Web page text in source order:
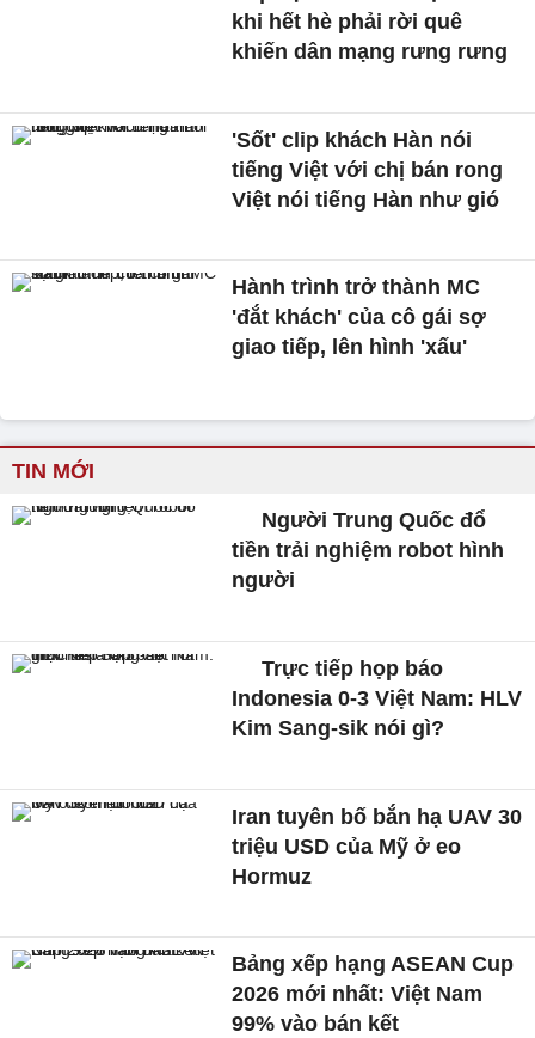
khi hết hè phải rời quê
khiến dân mạng rưng rưng
'Sốt' clip khách Hàn nói
tiếng Việt với chị bán rong
Việt nói tiếng Hàn như gió
Hành trình trở thành MC
'đắt khách' của cô gái sợ
giao tiếp, lên hình 'xấu'
TIN MỚI
Người Trung Quốc đổ
tiền trải nghiệm robot hình
người
Trực tiếp họp báo
Indonesia 0-3 Việt Nam: HLV
Kim Sang-sik nói gì?
Iran tuyên bố bắn hạ UAV 30
triệu USD của Mỹ ở eo
Hormuz
Bảng xếp hạng ASEAN Cup
2026 mới nhất: Việt Nam
99% vào bán kết